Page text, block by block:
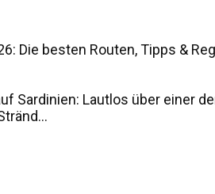
Die besten Routen, Tipps &
Sardinien: Lautlos über einer